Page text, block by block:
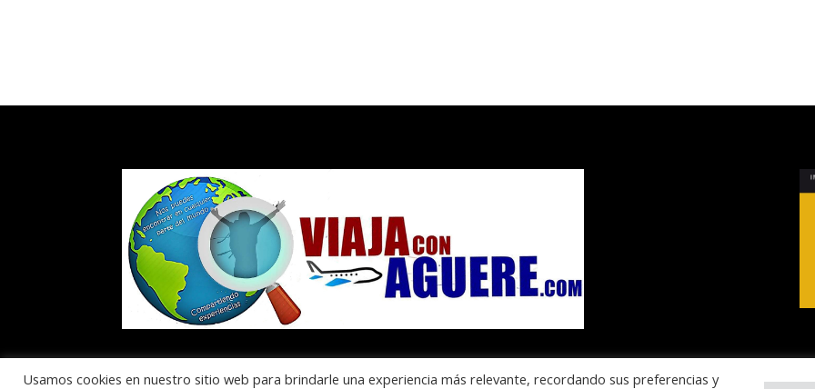
Usamos cookies en nuestro sitio web para brindarle una experiencia más relevante, recordando sus preferencias y